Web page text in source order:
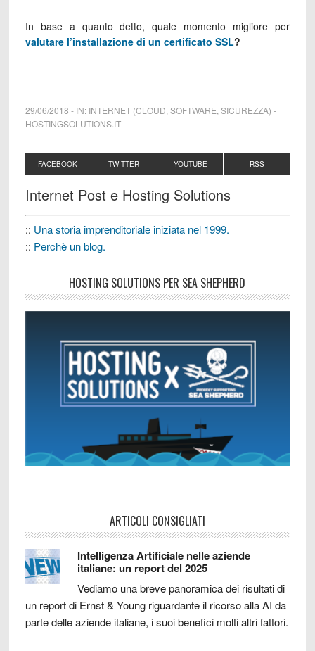
In base a quanto detto, quale momento migliore per
valutare l’installazione di un certificato SSL?
29/06/2018 - IN: INTERNET (CLOUD, SOFTWARE, SICUREZZA) -
HOSTINGSOLUTIONS.IT
FACEBOOK TWITTER YOUTUBE RSS
Internet Post e Hosting Solutions
:: Una storia imprenditoriale iniziata nel 1999.
:: Perchè un blog.
HOSTING SOLUTIONS PER SEA SHEPHERD
ARTICOLI CONSIGLIATI
Intelligenza Artificiale nelle aziende
italiane: un report del 2025
Vediamo una breve panoramica dei risultati di
un report di Ernst & Young riguardante il ricorso alla AI da
parte delle aziende italiane, i suoi benefici molti altri fattori.